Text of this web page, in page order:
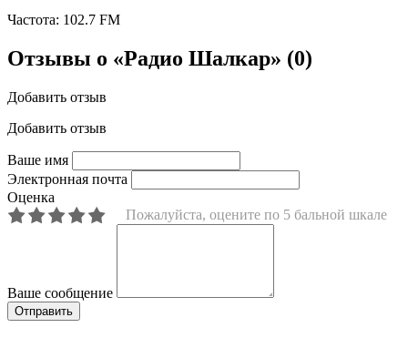
Частота: 102.7 FM
Отзывы о «Радио Шалкар» (0)
Добавить отзыв
Добавить отзыв
Ваше имя
Электронная почта
Оценка
Пожалуйста, оцените по 5 бальной шкале
Ваше сообщение